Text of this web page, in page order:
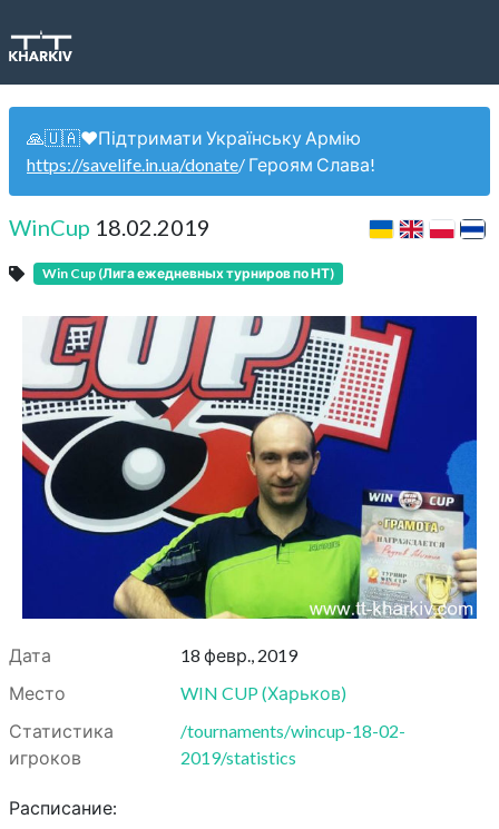
🙏🇺🇦❤️Підтримати Українську Армію
https://savelife.in.ua/donate/ Героям Слава!
WinCup 18.02.2019
Win Cup (Лига ежедневных турниров по НТ)
Дата
18 февр., 2019
Место
WIN CUP(Харьков)
Статистика
игроков
/tournaments/wincup-18-02-
2019/statistics
Расписание: